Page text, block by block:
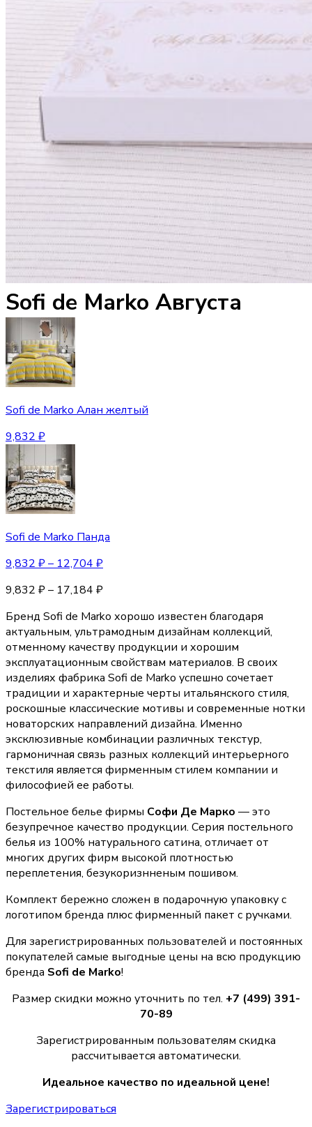
Sofi de Marko Августа
Sofi de Marko Алан желтый
9,832 ₽
Sofi de Marko Панда
9,832 ₽– 12,704 ₽
9,832 ₽– 17,184 ₽
Бренд Sofi de Marko хорошо известен благодаря
актуальным, ультрамодным дизайнам коллекций,
отменному качеству продукции и хорошим
эксплуатационным свойствам материалов. В своих
изделиях фабрика Sofi de Marko успешно сочетает
традиции и характерные черты итальянского стиля,
роскошные классические мотивы и современные нотки
новаторских направлений дизайна. Именно
эксклюзивные комбинации различных текстур,
гармоничная связь разных коллекций интерьерного
текстиля является фирменным стилем компании и
философией ее работы.
Постельное белье фирмы Софи Де Марко — это
безупречное качество продукции. Серия постельного
белья из 100% натурального сатина, отличает от
многих других фирм высокой плотностью
переплетения, безукоризнненым пошивом.
Комплект бережно сложен в подарочную упаковку с
логотипом бренда плюс фирменный пакет с ручками.
Для зарегистрированных пользователей и постоянных
покупателей самые выгодные цены на всю продукцию
бренда Sofi de Marko!
Размер скидки можно уточнить по тел. +7 (499) 391-
70-89
Зарегистрированным пользователям скидка
рассчитывается автоматически.
Идеальное качество по идеальной цене!
Зарегистрироваться